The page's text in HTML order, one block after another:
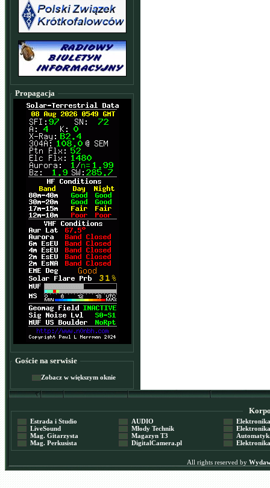
Propagacja
Goście na serwisie
Zobacz w większym oknie
Estrada i Studio
LiveSound
Mag. Gitarzysta
Mag. Perkusista
AUDIO
Młody Technik
Magazyn T3
DigitalCamera.pl
Elektronika
Elektronika
Automatyka
Elektronika
All rights reserved by